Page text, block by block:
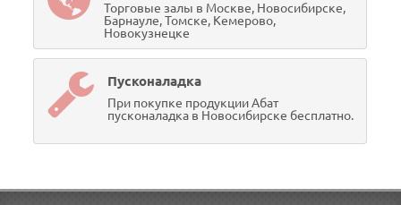
Торговые залы в Москве, Новосибирске,
Барнауле, Томске, Кемерово,
Новокузнецке
Пусконаладка
При покупке продукции Абат
пусконаладка в Новосибирске бесплатно.